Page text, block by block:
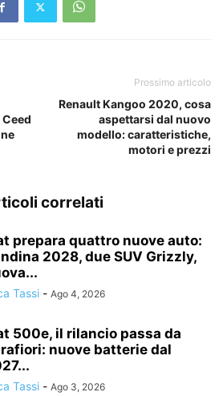
Prossimo articolo
Renault Kangoo 2020, cosa
aspettarsi dal nuovo
modello: caratteristiche,
motori e prezzi
correlati
prepara quattro nuove auto:
2028, due SUV Grizzly,
Tassi - Ago 4, 2026
500e, il rilancio passa da
nuove batterie dal
Tassi - Ago 3, 2026